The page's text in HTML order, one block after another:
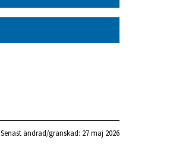
Senast ändrad/granskad: 27 maj 2026